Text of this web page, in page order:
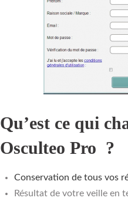
Qu’est ce qui
Osculteo Pro ?
Conservation de tous vos
Résultat de votre veille en